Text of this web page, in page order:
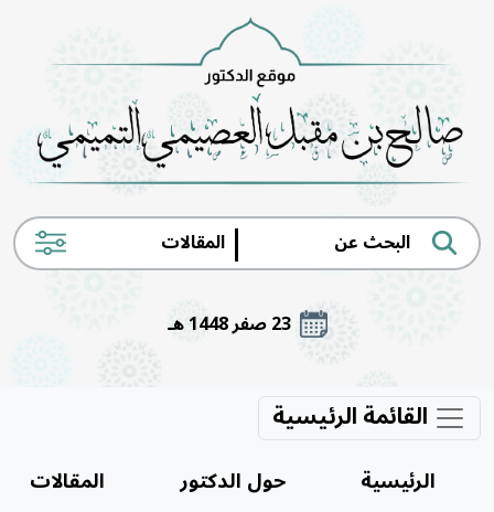
|
23 صفر 1448 هـ
القائمة الرئيسية
الرئيسية حول الدكتور
المقالات